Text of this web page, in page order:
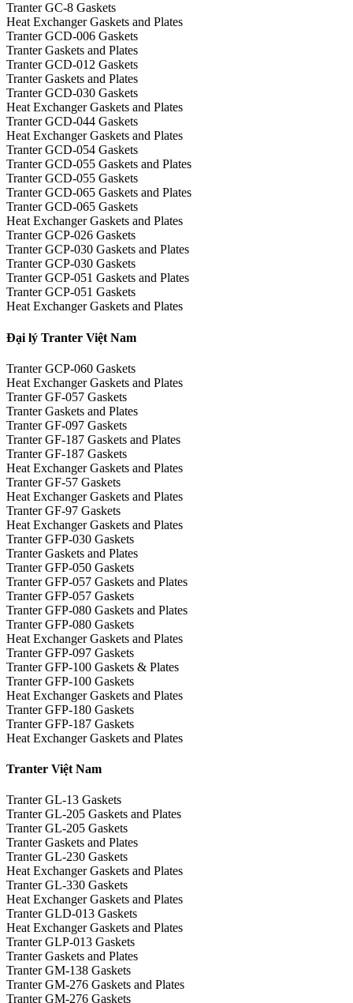
Tranter GC-8 Gaskets
Heat Exchanger Gaskets and Plates
Tranter GCD-006 Gaskets
Tranter Gaskets and Plates
Tranter GCD-012 Gaskets
Tranter Gaskets and Plates
Tranter GCD-030 Gaskets
Heat Exchanger Gaskets and Plates
Tranter GCD-044 Gaskets
Heat Exchanger Gaskets and Plates
Tranter GCD-054 Gaskets
Tranter GCD-055 Gaskets and Plates
Tranter GCD-055 Gaskets
Tranter GCD-065 Gaskets and Plates
Tranter GCD-065 Gaskets
Heat Exchanger Gaskets and Plates
Tranter GCP-026 Gaskets
Tranter GCP-030 Gaskets and Plates
Tranter GCP-030 Gaskets
Tranter GCP-051 Gaskets and Plates
Tranter GCP-051 Gaskets
Heat Exchanger Gaskets and Plates
Đại lý Tranter Việt Nam
Tranter GCP-060 Gaskets
Heat Exchanger Gaskets and Plates
Tranter GF-057 Gaskets
Tranter Gaskets and Plates
Tranter GF-097 Gaskets
Tranter GF-187 Gaskets and Plates
Tranter GF-187 Gaskets
Heat Exchanger Gaskets and Plates
Tranter GF-57 Gaskets
Heat Exchanger Gaskets and Plates
Tranter GF-97 Gaskets
Heat Exchanger Gaskets and Plates
Tranter GFP-030 Gaskets
Tranter Gaskets and Plates
Tranter GFP-050 Gaskets
Tranter GFP-057 Gaskets and Plates
Tranter GFP-057 Gaskets
Tranter GFP-080 Gaskets and Plates
Tranter GFP-080 Gaskets
Heat Exchanger Gaskets and Plates
Tranter GFP-097 Gaskets
Tranter GFP-100 Gaskets & Plates
Tranter GFP-100 Gaskets
Heat Exchanger Gaskets and Plates
Tranter GFP-180 Gaskets
Tranter GFP-187 Gaskets
Heat Exchanger Gaskets and Plates
Tranter Việt Nam
Tranter GL-13 Gaskets
Tranter GL-205 Gaskets and Plates
Tranter GL-205 Gaskets
Tranter Gaskets and Plates
Tranter GL-230 Gaskets
Heat Exchanger Gaskets and Plates
Tranter GL-330 Gaskets
Heat Exchanger Gaskets and Plates
Tranter GLD-013 Gaskets
Heat Exchanger Gaskets and Plates
Tranter GLP-013 Gaskets
Tranter Gaskets and Plates
Tranter GM-138 Gaskets
Tranter GM-276 Gaskets and Plates
Tranter GM-276 Gaskets